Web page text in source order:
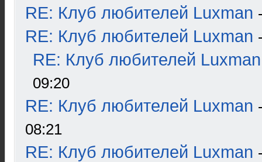
RE: Клуб любителей Luxman
RE: Клуб любителей Luxman
RE: Клуб любителей Luxman
09:20
RE: Клуб любителей Luxman
08:21
RE: Клуб любителей Luxman